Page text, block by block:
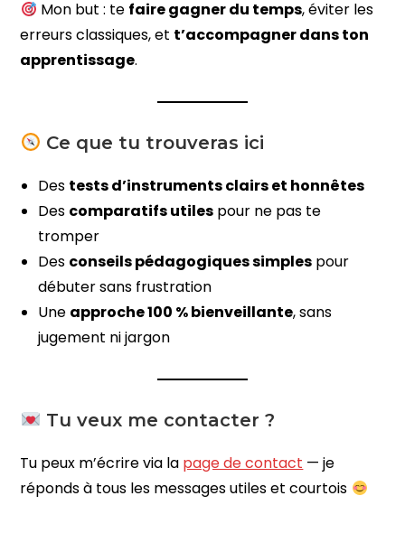
Mon but : te faire gagner du temps, éviter les
erreurs classiques, et t’accompagner dans ton
apprentissage.
Ce que tu trouveras ici
Des tests d’instruments clairs et honnêtes
Des comparatifs utiles pour ne pas te
tromper
Des conseils pédagogiques simples pour
débuter sans frustration
Une approche 100 % bienveillante, sans
jugement ni jargon
Tu veux me contacter ?
Tu peux m’écrire via la page de contact — je
réponds à tous les messages utiles et courtois